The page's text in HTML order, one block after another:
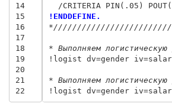
14
15
16
17
18
19
20
21
22
!ENDDEFINE.
*/////////////////////////
* Выполняем
!logist dv=gender
* Выполняем